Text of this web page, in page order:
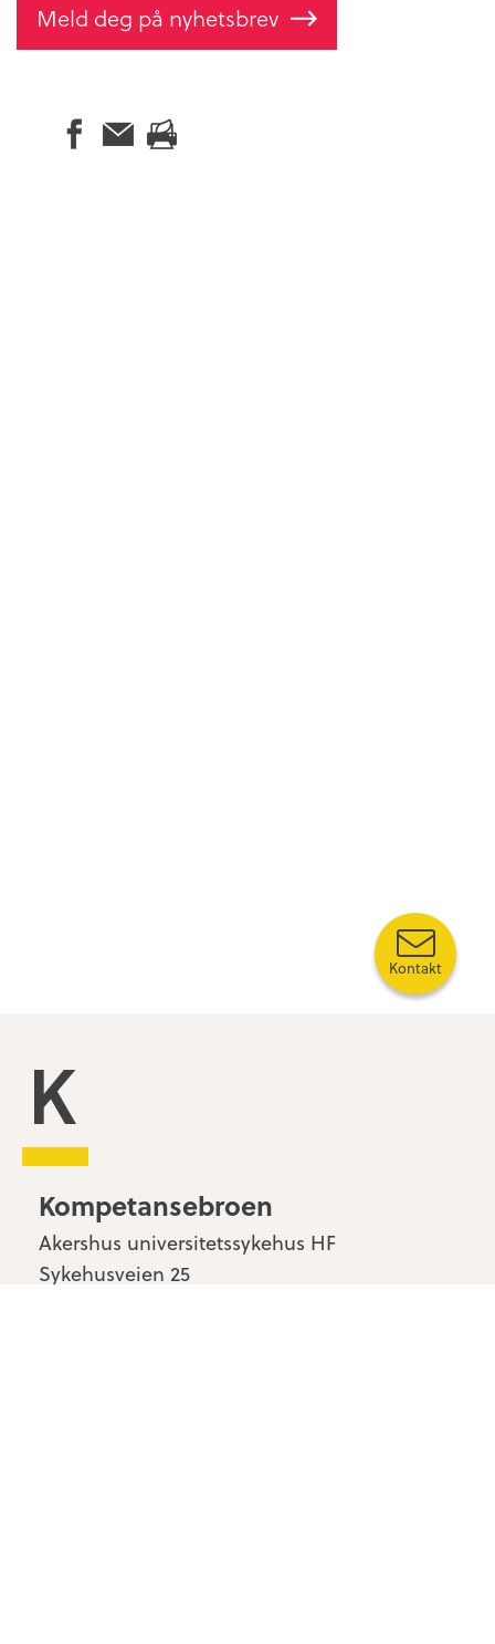
Meld deg på nyhetsbrev
Kompetansebroen
Kompetansebroen
Akershus universitetssykehus HF
Sykehusveien 25
Kontakt